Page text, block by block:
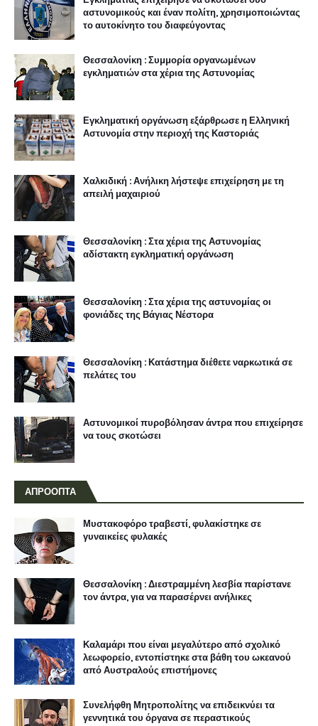
αστυνομικούς και έναν πολίτη, χρησιμοποιώντας
το αυτοκίνητο του διαφεύγοντας
Θεσσαλονίκη : Συμμορία οργανωμένων
εγκληματιών στα χέρια της Αστυνομίας
Εγκληματική οργάνωση εξάρθρωσε η Ελληνική
Αστυνομία στην περιοχή της Καστοριάς
Χαλκιδική : Ανήλικη λήστεψε επιχείρηση με τη
απειλή μαχαιριού
Θεσσαλονίκη : Στα χέρια της Αστυνομίας
αδίστακτη εγκληματική οργάνωση
Θεσσαλονίκη : Στα χέρια της αστυνομίας οι
φονιάδες της Βάγιας Νέστορα
Θεσσαλονίκη : Κατάστημα διέθετε ναρκωτικά σε
πελάτες του
Αστυνομικοί πυροβόλησαν άντρα που επιχείρησε
να τους σκοτώσει
ΑΠΡΟΟΠΤΑ
Μυστακοφόρο τραβεστί, φυλακίστηκε σε
γυναικείες φυλακές
Θεσσαλονίκη : Διεστραμμένη λεσβία παρίστανε
τον άντρα, για να παρασέρνει ανήλικες
Καλαμάρι που είναι μεγαλύτερο από σχολικό
λεωφορείο, εντοπίστηκε στα βάθη του ωκεανού
από Αυστραλούς επιστήμονες
Συνελήφθη Μητροπολίτης να επιδεικνύει τα
γεννητικά του όργανα σε περαστικούς